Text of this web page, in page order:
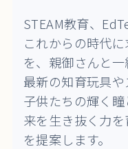
STEAM教育、
これからの時代
を、親御さんと一
最新の知育玩具や
子供たちの輝く
来を生き抜く力
を提案します。